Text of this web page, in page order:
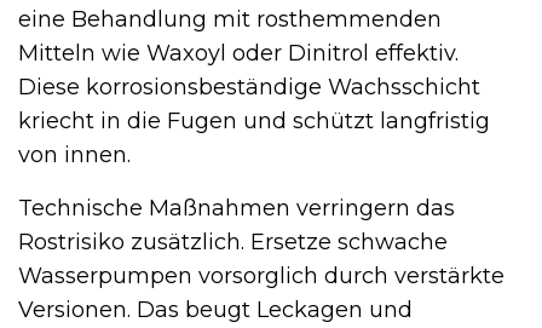
eine Behandlung mit rosthemmenden
Mitteln wie Waxoyl oder Dinitrol effektiv.
Diese korrosionsbeständige Wachsschicht
kriecht in die Fugen und schützt langfristig
von innen.
Technische Maßnahmen verringern das
Rostrisiko zusätzlich. Ersetze schwache
Wasserpumpen vorsorglich durch verstärkte
Versionen. Das beugt Leckagen und